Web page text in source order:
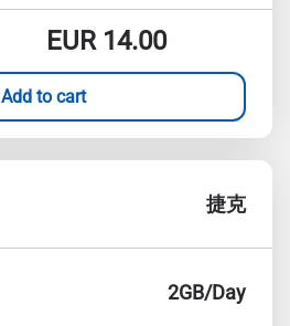
EUR14.00
Add to cart
捷克
2GB/Day